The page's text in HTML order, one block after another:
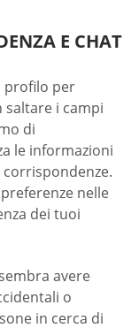
E CHAT
profilo per
i campi
di
le informazioni
nelle
dei tuoi
avere
o
in cerca di